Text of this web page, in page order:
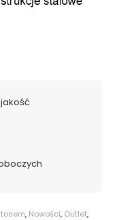
, Nowości, Outlet,